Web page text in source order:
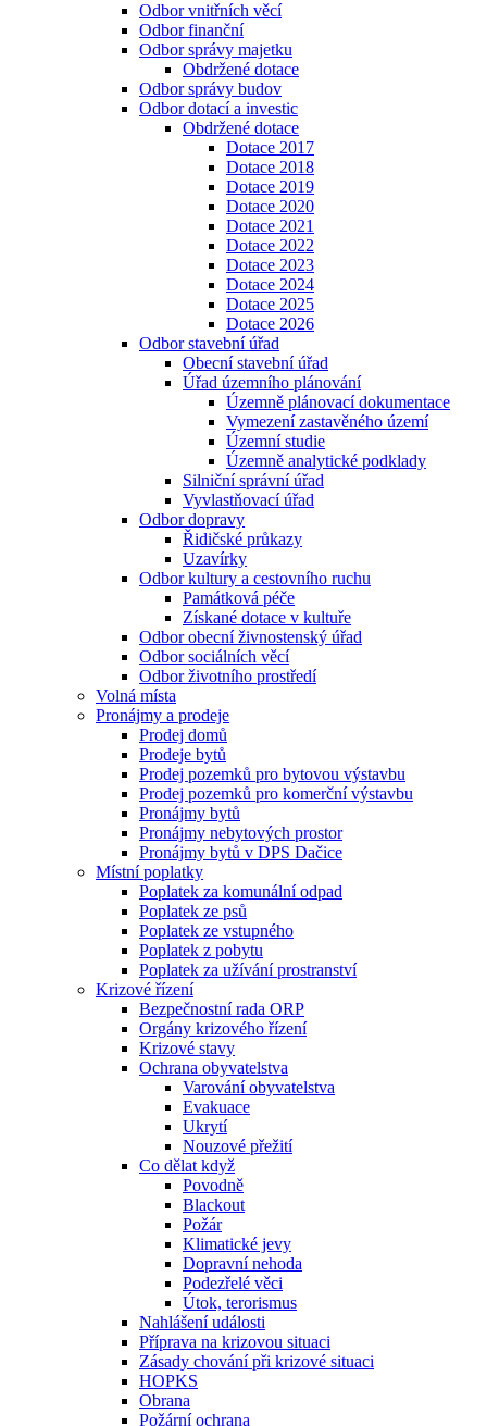
Odbor vnitřních věcí
Odbor finanční
Odbor správy majetku
Obdržené dotace
Odbor správy budov
Odbor dotací a investic
Obdržené dotace
Dotace 2017
Dotace 2018
Dotace 2019
Dotace 2020
Dotace 2021
Dotace 2022
Dotace 2023
Dotace 2024
Dotace 2025
Dotace 2026
Odbor stavební úřad
Obecní stavební úřad
Úřad územního plánování
Územně plánovací dokumentace
Vymezení zastavěného území
Územní studie
Územně analytické podklady
Silniční správní úřad
Vyvlastňovací úřad
Odbor dopravy
Řidičské průkazy
Uzavírky
Odbor kultury a cestovního ruchu
Památková péče
Získané dotace v kultuře
Odbor obecní živnostenský úřad
Odbor sociálních věcí
Odbor životního prostředí
Volná místa
Pronájmy a prodeje
Prodej domů
Prodeje bytů
Prodej pozemků pro bytovou výstavbu
Prodej pozemků pro komerční výstavbu
Pronájmy bytů
Pronájmy nebytových prostor
Pronájmy bytů v DPS Dačice
Místní poplatky
Poplatek za komunální odpad
Poplatek ze psů
Poplatek ze vstupného
Poplatek z pobytu
Poplatek za užívání prostranství
Krizové řízení
Bezpečnostní rada ORP
Orgány krizového řízení
Krizové stavy
Ochrana obyvatelstva
Varování obyvatelstva
Evakuace
Ukrytí
Nouzové přežití
Co dělat když
Povodně
Blackout
Požár
Klimatické jevy
Dopravní nehoda
Podezřelé věci
Útok, terorismus
Nahlášení události
Příprava na krizovou situaci
Zásady chování při krizové situaci
HOPKS
Obrana
Požární ochrana